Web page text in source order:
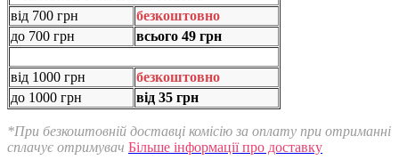
від 700 грн
безкоштовно
до 700 грн
всього 49 грн
від 1000 грн
безкоштовно
до 1000 грн
від 35 грн
*При безкоштовній доставці комісію за оплату при отриманні
сплачує отримувач Більше інформації про доставку